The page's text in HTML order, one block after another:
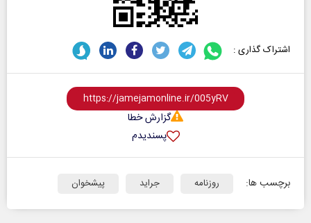
اشتراک گذاری :
گزارش خطا
پسندیدم
برچسب ها: روزنامه جراید پیشخوان